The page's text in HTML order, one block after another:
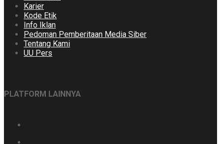
Karier
Kode Etik
Info Iklan
Pedoman Pemberitaan Media Siber
Tentang Kami
UU Pers
PLATFORM LAINNYA